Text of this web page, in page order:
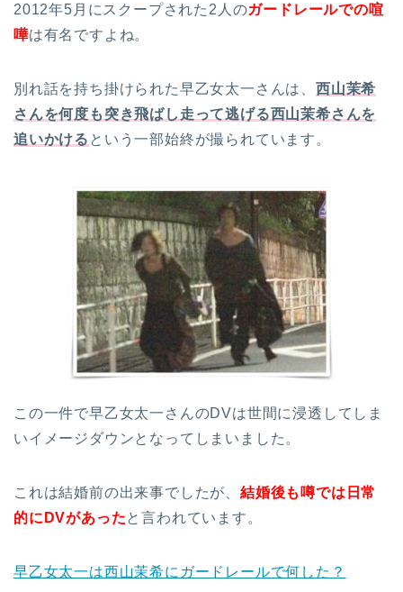
2012年5月にスクープされた2人のガードレールでの喧
嘩は有名ですよね。
別れ話を持ち掛けられた早乙女太一さんは、 西山茉希
さんを何度も突き飛ばし走って逃げる西山茉希さんを
追いかける という一部始終が撮られています。
この一件で早乙女太一さんのDVは世間に浸透してしま
いイメージダウンとなってしまいました。
これは結婚前の出来事でしたが、 結婚後も噂では日常
的にDVがあったと言われています。
早乙女太一は西山茉希にガードレールで何した？